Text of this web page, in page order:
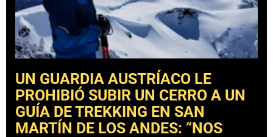
UN GUARDIA AUSTRÍACO LE
PROHIBIÓ SUBIR UN CERRO A UN
GUÍA DE TREKKING EN SAN
MARTÍN DE LOS ANDES: “NOS